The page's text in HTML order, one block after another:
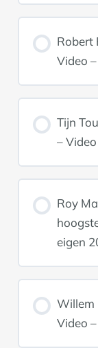
Robert
Video
Tijn
–
Roy
eigen
Willem
Video